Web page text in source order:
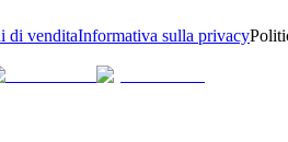
di venditaInformativa sulla privacy